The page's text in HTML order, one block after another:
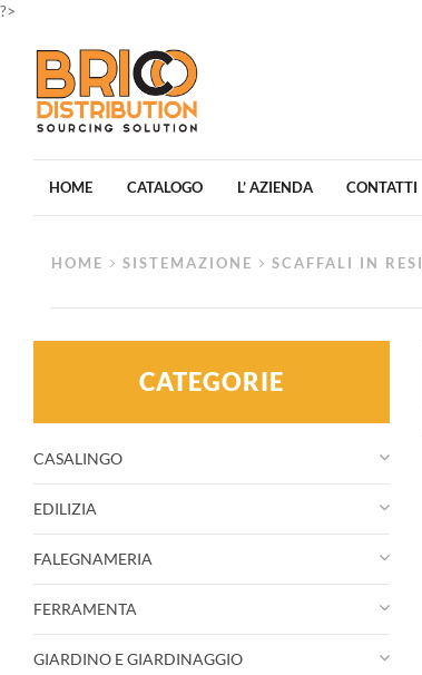
?>
HOME CATALOGO L’ AZIENDA CONTATTI
HOME SISTEMAZIONE SCAFFALI IN
CATEGORIE
CASALINGO
EDILIZIA
FALEGNAMERIA
FERRAMENTA
GIARDINO E GIARDINAGGIO